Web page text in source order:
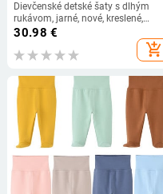
Dievčenské detské šaty s dlhým
rukávom, jarné, nové, kreslené,
narodeninové šaty s dlhým
rukávom, bavlnené oblečenie pre
novorodencov, krásne detské šaty
30.98 €
add_shopping_cart